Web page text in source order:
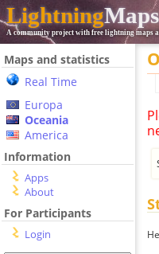
Lightning
A community project with free lightning maps
Maps and statistics
Real Time
Europa
Oceania
America
Information
Apps
About
For Participants
Login